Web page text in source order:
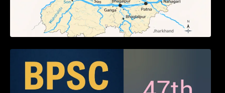
Answers (Part – 01)